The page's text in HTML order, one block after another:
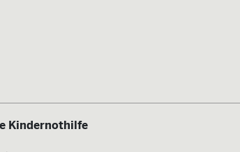
Kindernothilfe